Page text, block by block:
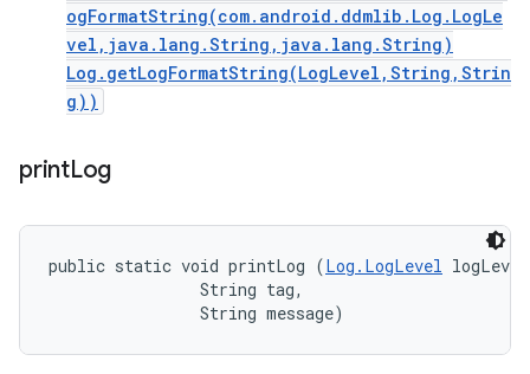
ogFormatString(com.android.ddmlib.Log.LogLe
vel,java.lang.String,java.lang.String)
Log.getLogFormatString(LogLevel,String,Strin
g))
printLog
public static void printLog (Log.LogLevel
                String tag,
                String message)